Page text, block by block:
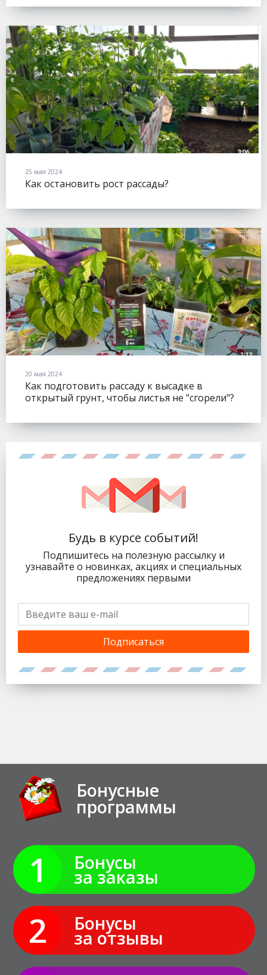
25 мая 2024
Как остановить рост рассады?
20 мая 2024
Как подготовить рассаду к высадке в
открытый грунт, чтобы листья не "сгорели"?
Будь в курсе событий!
Подпишитесь на полезную рассылку и
узнавайте о новинках, акциях и специальных
предложениях первыми
Подписаться
Бонусные
программы
1 Бонусы
за заказы
2 Бонусы
за отзывы